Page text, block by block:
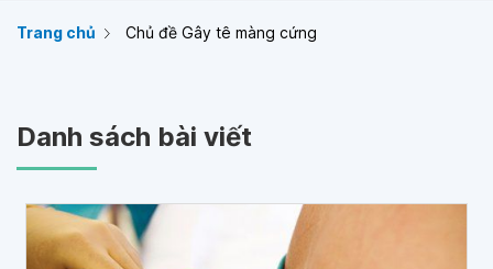
Trang chủ Chủ đề Gây tê màng cứng
Danh sách bài viết